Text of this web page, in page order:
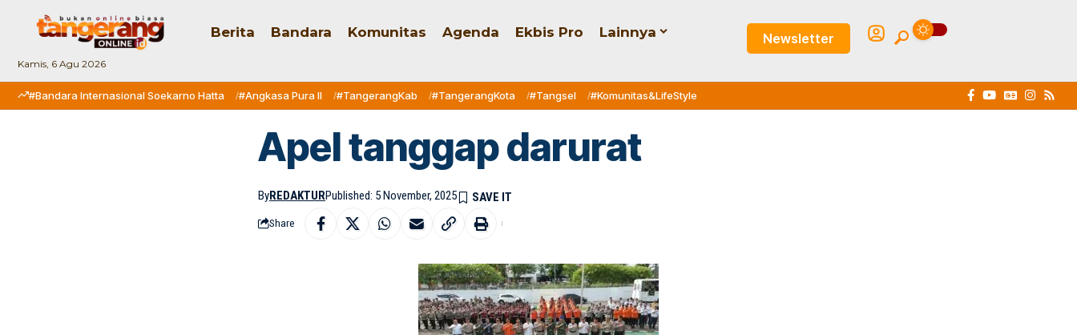
Kamis, 6 Agu 2026
Berita Bandara Komunitas Agenda Ekbis Pro Lainnya Newsletter
#Bandara Internasional Soekarno Hatta #Angkasa Pura II #TangerangKab #TangerangKota #Tangsel #Komunitas&LifeStyle
Apel tanggap darurat
ByREDAKTURPublished: 5 November, 2025
Share